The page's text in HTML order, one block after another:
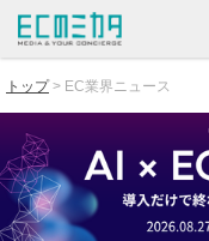
トップ EC業界ニュース